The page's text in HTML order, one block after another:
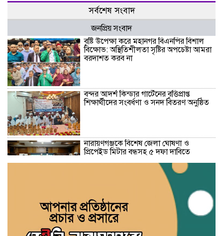
সর্বশেষ সংবাদ
জনপ্রিয় সংবাদ
বৃষ্টি উপেক্ষা করে মহানগর বিএনপির বিশাল
বিক্ষোভ: অস্থিতিশীলতা সৃষ্টির অপচেষ্টা আমরা
বরদাশত করব না
বন্দর আদর্শ কিন্ডার গার্টেনের বৃত্তিপ্রাপ্ত
শিক্ষার্থীদের সংবর্ধণা ও সনদ বিতরণ অনুষ্ঠিত
নারায়ণগঞ্জকে বিশেষ জেলা ঘোষণা ও
প্রিপেইড মিটার বন্ধসহ ৫ দফা দাবিতে
স্মারকলিপি
গ্যাস-বিদ্যুৎ সংকট ও দ্রব্যমূল্যের ঊর্ধ্বগতির
প্রতিবাদে ডিসির মাধ্যমে প্রধানমন্ত্রীর কাছে ১১
দলীয় ঐক্যের স্মারকলিপি